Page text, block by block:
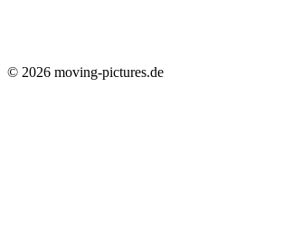
© 2026 moving-pictures.de